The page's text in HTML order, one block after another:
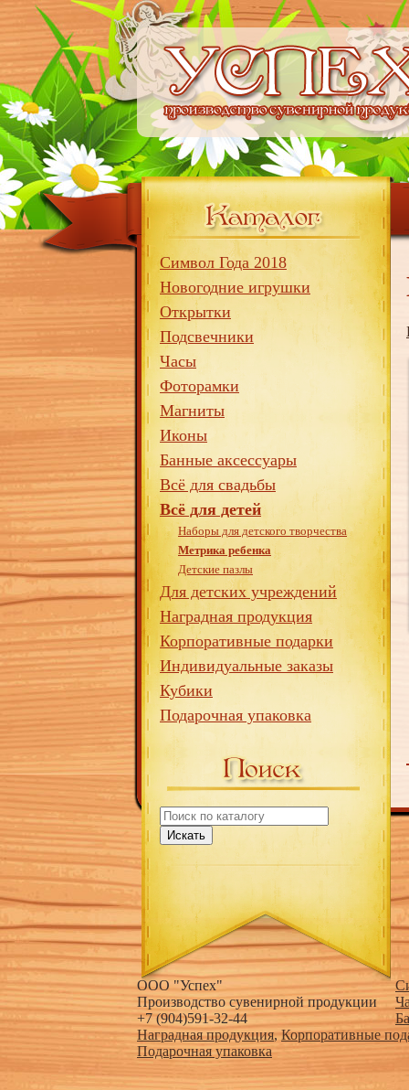
Символ Года 2018
Новогодние игрушки
Открытки
Подсвечники
Часы
Фоторамки
Магниты
Иконы
Банные аксессуары
Всё для свадьбы
Всё для детей
Наборы для детского творчества
Метрика ребенка
Детские пазлы
Для детских учреждений
Наградная продукция
Корпоративные подарки
Индивидуальные заказы
Кубики
Подарочная упаковка
Искать
ООО "Успех"
Производство сувенирной продукции
+7 (904)591-32-44
Наградная продукция,Корпоративные
Подарочная упаковка